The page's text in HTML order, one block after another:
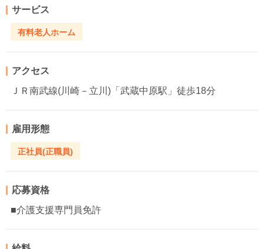
サービス
有料老人ホーム
アクセス
ＪＲ南武線(川崎－立川)「武蔵中原駅」徒歩18分
雇用形態
正社員(正職員)
応募資格
■介護支援専門員免許